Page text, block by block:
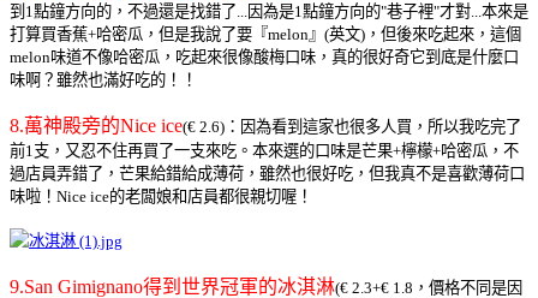
到1點鐘方向的，不過還是找錯了...因為是1點鐘方向的"巷子裡"才對...本來是
打算買香蕉+哈密瓜，但是我說了要『melon』(英文)，但後來吃起來，這個
melon味道不像哈密瓜，吃起來很像酸梅口味，真的很好奇它到底是什麼口
味啊？ 雖然也滿好吃的！！
8.萬神殿旁的Nice ice(€ 2.6)：因為看到這家也很多人買，所以我吃完了
前1支，又忍不住再買了一支來吃。本來選的口味是芒果+檸檬+哈密瓜，不
過店員弄錯了，芒果給錯給成薄荷，雖然也很好吃，但我真不是喜歡薄荷口
味啦！Nice ice的老闆娘和店員都很親切喔！
9.San Gimignano得到世界冠軍的冰淇淋(€ 2.3+€ 1.8，價格不同是因